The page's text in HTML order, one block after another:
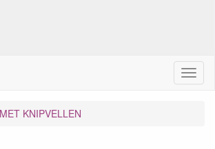
M
e
KNIPVELLEN